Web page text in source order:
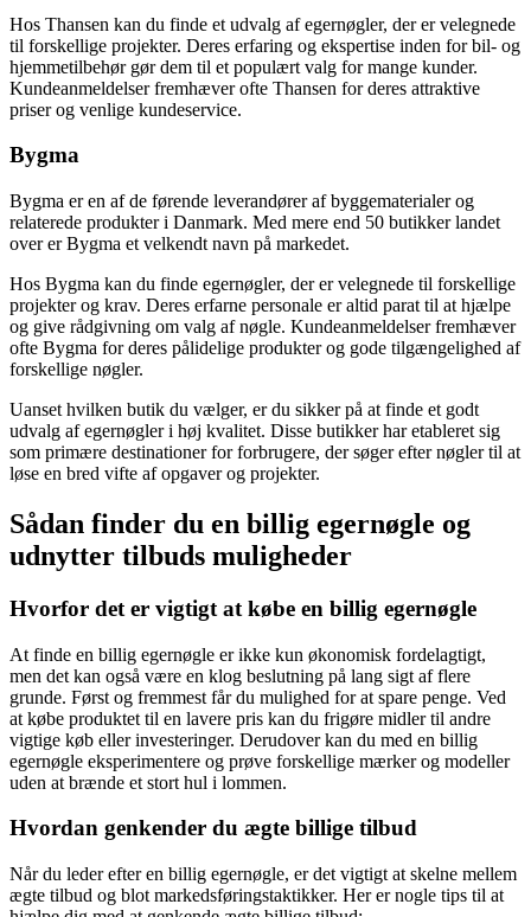
Hos Thansen kan du finde et udvalg af egernøgler, der er velegnede
til forskellige projekter. Deres erfaring og ekspertise inden for bil- og
hjemmetilbehør gør dem til et populært valg for mange kunder.
Kundeanmeldelser fremhæver ofte Thansen for deres attraktive
priser og venlige kundeservice.
Bygma
Bygma er en af de førende leverandører af byggematerialer og
relaterede produkter i Danmark. Med mere end 50 butikker landet
over er Bygma et velkendt navn på markedet.
Hos Bygma kan du finde egernøgler, der er velegnede til forskellige
projekter og krav. Deres erfarne personale er altid parat til at hjælpe
og give rådgivning om valg af nøgle. Kundeanmeldelser fremhæver
ofte Bygma for deres pålidelige produkter og gode tilgængelighed af
forskellige nøgler.
Uanset hvilken butik du vælger, er du sikker på at finde et godt
udvalg af egernøgler i høj kvalitet. Disse butikker har etableret sig
som primære destinationer for forbrugere, der søger efter nøgler til at
løse en bred vifte af opgaver og projekter.
Sådan finder du en billig egernøgle og
udnytter tilbuds muligheder
Hvorfor det er vigtigt at købe en billig egernøgle
At finde en billig egernøgle er ikke kun økonomisk fordelagtigt,
men det kan også være en klog beslutning på lang sigt af flere
grunde. Først og fremmest får du mulighed for at spare penge. Ved
at købe produktet til en lavere pris kan du frigøre midler til andre
vigtige køb eller investeringer. Derudover kan du med en billig
egernøgle eksperimentere og prøve forskellige mærker og modeller
uden at brænde et stort hul i lommen.
Hvordan genkender du ægte billige tilbud
Når du leder efter en billig egernøgle, er det vigtigt at skelne mellem
ægte tilbud og blot markedsføringstaktikker. Her er nogle tips til at